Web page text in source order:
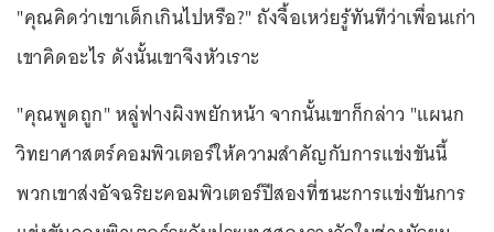
"คุณคิดว่าเขาเด็กเกินไปหรือ?" ถังจื้อเหว่ยรู้ทันทีว่าเพื่อนเก่า
เขาคิดอะไร ดังนั้นเขาจึงหัวเราะ
"คุณพูดถูก" หลู่ฟางผิงพยักหน้า จากนั้นเขาก็กล่าว "แผนก
วิทยาศาสตร์คอมพิวเตอร์ให้ความสำคัญกับการแข่งขันนี้
พวกเขาส่งอัจฉริยะคอมพิวเตอร์ปีสองที่ชนะการแข่งขันการ